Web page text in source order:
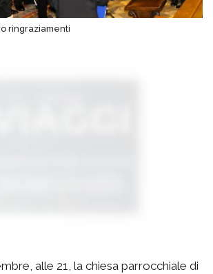
ringraziamenti
alle 21, la chiesa parrocchiale di